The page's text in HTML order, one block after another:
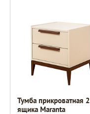
Тумба прикроватная 2
ящика Maranta